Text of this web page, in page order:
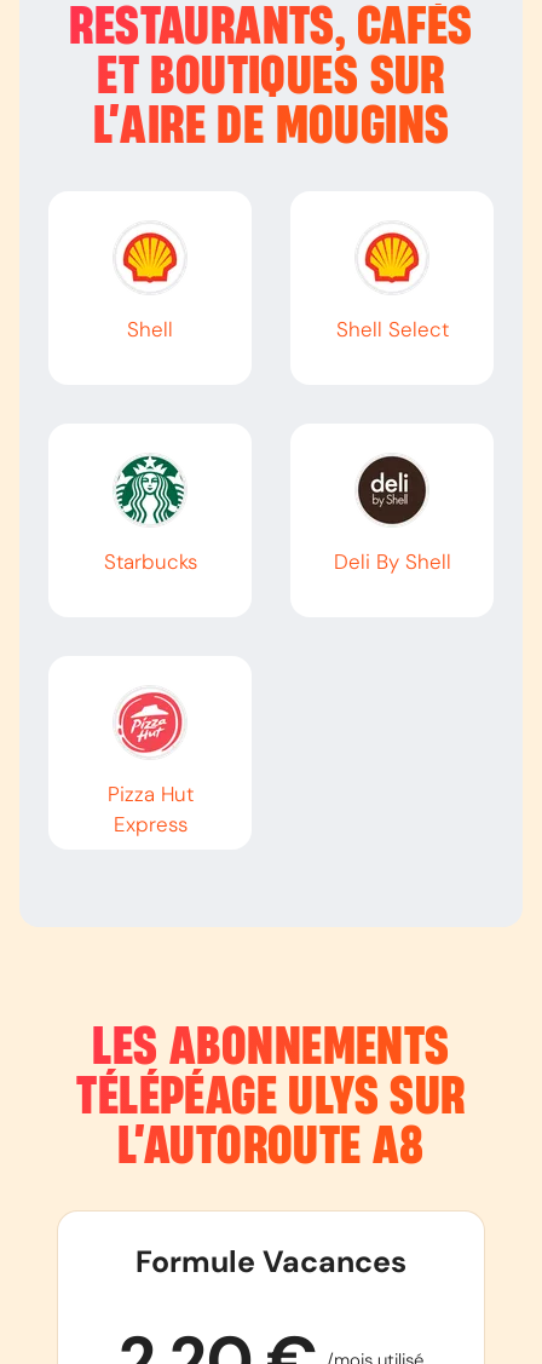
RESTAURANTS, CAFÉS
ET BOUTIQUES SUR
L’AIRE DE MOUGINS
Shell Shell Select
Starbucks Deli By Shell
Pizza Hut
Express
LES ABONNEMENTS
TÉLÉPÉAGE ULYS SUR
L’AUTOROUTEA8
Formule Vacances